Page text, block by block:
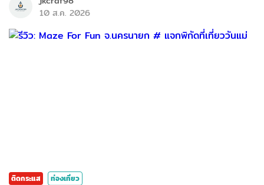
10 ส.ค. 2026
ติดกระแส ท่องเที่ยว